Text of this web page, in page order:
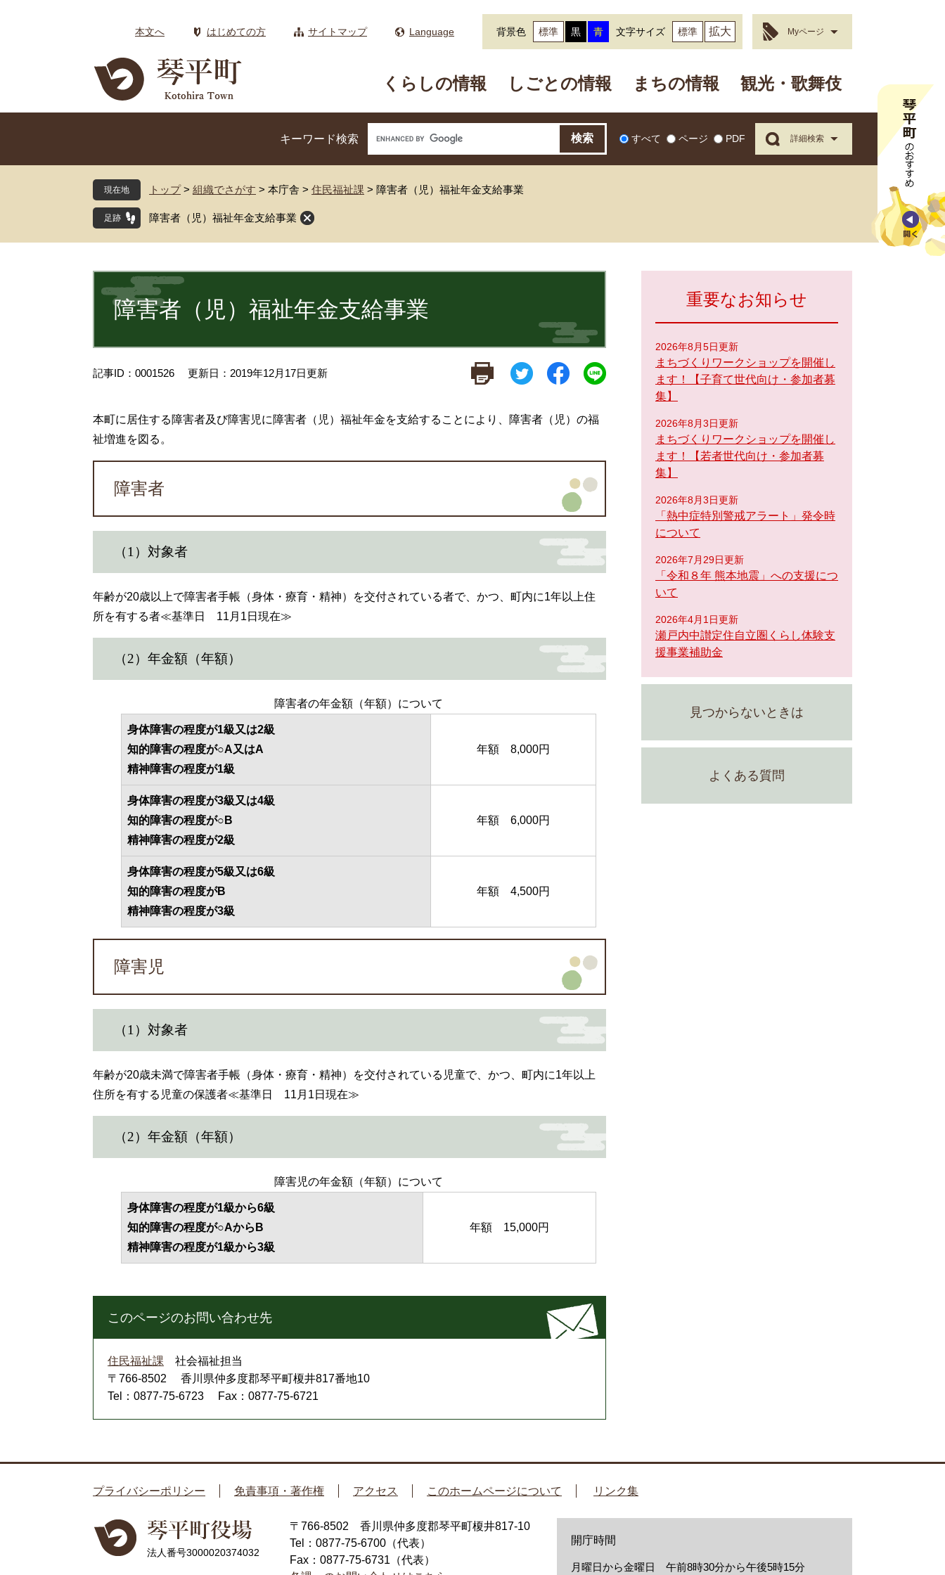
本文へ はじめての方 サイトマップ Language 背景色 標準 黒 青 文字サイズ 標準 拡大 Myページ
くらしの情報 しごとの情報 まちの情報 観光・歌舞伎
キーワード検索 すべて ページ PDF 詳細検索
現在地 トップ > 組織でさがす > 本庁舎 > 住民福祉課 > 障害者（児）福祉年金支給事業
障害者（児）福祉年金支給事業
文
障害者（児）福祉年金支給事業
記事ID：0001526 更新日：2019年12月17日更新
本町に居住する障害者及び障害児に障害者（児）福祉年金を支給することにより、障害者（児）の福
祉増進を図る。
障害者
（1）対象者
年齢が20歳以上で障害者手帳（身体・療育・精神）を交付されている者で、かつ、町内に1年以上住
所を有する者≪基準日 11月1日現在≫
（2）年金額（年額）
障害者の年金額（年額）について
身体障害の程度が1級又は2級
知的障害の程度が○A又はA
精神障害の程度が1級
年額 8,000円
身体障害の程度が3級又は4級
知的障害の程度が○B
精神障害の程度が2級
年額 6,000円
身体障害の程度が5級又は6級
知的障害の程度がB
精神障害の程度が3級
年額 4,500円
障害児
（1）対象者
年齢が20歳未満で障害者手帳（身体・療育・精神）を交付されている児童で、かつ、町内に1年以上
住所を有する児童の保護者≪基準日 11月1日現在≫
（2）年金額（年額）
障害児の年金額（年額）について
身体障害の程度が1級から6級
知的障害の程度が○AからB
精神障害の程度が1級から3級
年額 15,000円
このページのお問い合わせ先
住民福祉課
社会福祉担当
〒766-8502
香川県仲多度郡琴平町榎井817番地10
Tel：0877-75-6723
Fax：0877-75-6721
重要なお知らせ
2026年8月5日更新
まちづくりワークショップを開催し
ます！【子育て世代向け・参加者募
集】
2026年8月3日更新
まちづくりワークショップを開催し
ます！【若者世代向け・参加者募
集】
2026年8月3日更新
「熱中症特別警戒アラート」発令時
について
2026年7月29日更新
「令和８年 熊本地震」への支援につ
いて
2026年4月1日更新
瀬戸内中讃定住自立圏くらし体験支
援事業補助金
見つからないときは
よくある質問
プライバシーポリシー 免責事項・著作権 アクセス このホームページについて リンク集
法人番号3000020374032
〒766-8502 香川県仲多度郡琴平町榎井817-10
Tel：0877-75-6700（代表）
Fax：0877-75-6731（代表）
開庁時間
月曜日から金曜日 午前8時30分から午後5時15分